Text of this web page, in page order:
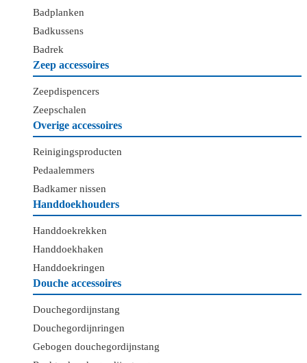
Badplanken
Badkussens
Badrek
Zeep accessoires
Zeepdispencers
Zeepschalen
Overige accessoires
Reinigingsproducten
Pedaalemmers
Badkamer nissen
Handdoekhouders
Handdoekrekken
Handdoekhaken
Handdoekringen
Douche accessoires
Douchegordijnstang
Douchegordijnringen
Gebogen douchegordijnstang